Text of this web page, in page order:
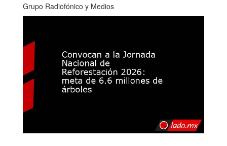
Grupo Radiofónico y Medios